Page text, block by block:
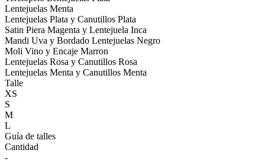
Lentejuelas Menta
Lentejuelas Plata y Canutillos Plata
Satin Piera Magenta y Lentejuela Inca
Mandi Uva y Bordado Lentejuelas Negro
Moli Vino y Encaje Marron
Lentejuelas Rosa y Canutillos Rosa
Lentejuelas Menta y Canutillos Menta
Talle
XS
S
M
L
Guía de talles
Cantidad
-